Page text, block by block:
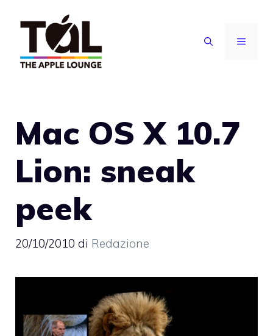
contenuto
MENU
Mac OS X 10.7
Lion: sneak
peek
20/10/2010 di Redazione